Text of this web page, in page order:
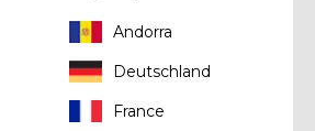
Andorra
Deutschland
France